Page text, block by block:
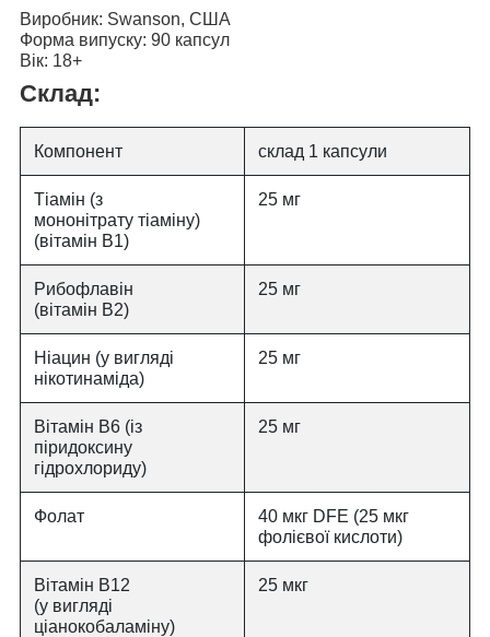
Виробник: Swanson, США
Форма випуску: 90 капсул
Вік: 18+
Склад:
Компонент склад 1 капсули
Тіамін (з
мононітрату тіаміну)
(вітамін B1)
25 мг
Рибофлавін
(вітамін B2)
25 мг
Ніацин (у вигляді
нікотинаміда)
25 мг
Вітамін B6 (із
піридоксину
гідрохлориду)
25 мг
Фолат
40 мкг DFE (25 мкг
фолієвої кислоти)
Вітамін В12
(у вигляді
ціанокобаламіну)
25 мкг